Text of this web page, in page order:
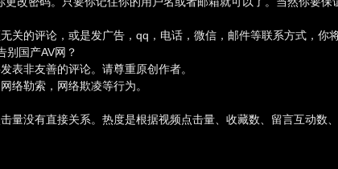
关的评论，或是发广告，qq，电话，微信，邮件等联系方式，你将
别国产AV网？
表非友善的评论。请尊重原创作者。
络勒索，网络欺凌等行为。
量没有直接关系。热度是根据视频点击量、收藏数、留言互动数